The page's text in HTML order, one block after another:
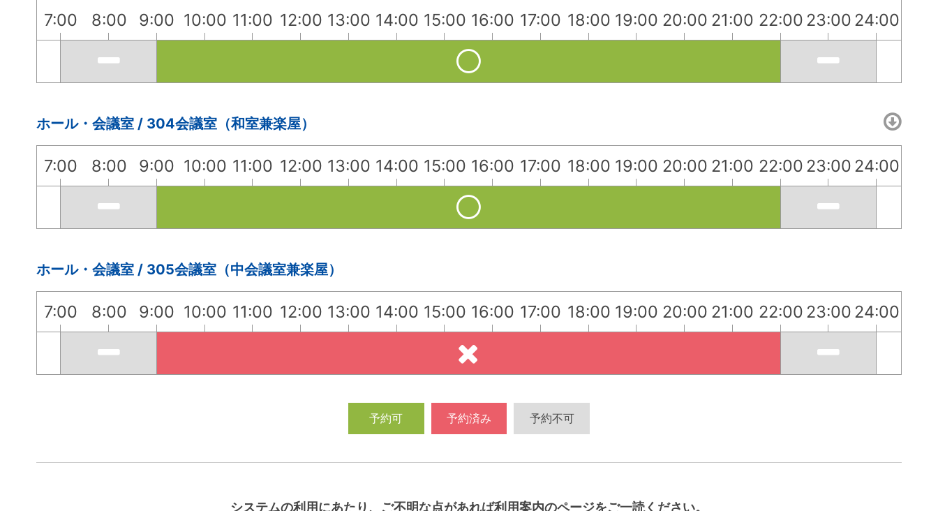
7:00 8:00 9:00 10:00 11:00 12:00 13:00 14:00 15:00 16:00 17:00 18:00 19:00 20:00 21:00 22:00 23:00 24:00
ホール・会議室 / 304会議室（和室兼楽屋）
7:00 8:00 9:00 10:00 11:00 12:00 13:00 14:00 15:00 16:00 17:00 18:00 19:00 20:00 21:00 22:00 23:00 24:00
ホール・会議室 / 305会議室（中会議室兼楽屋）
7:00 8:00 9:00 10:00 11:00 12:00 13:00 14:00 15:00 16:00 17:00 18:00 19:00 20:00 21:00 22:00 23:00 24:00
予約可 予約済み 予約不可
システムの利用にあたり、ご不明な点があれば利用案内のページをご一読ください。